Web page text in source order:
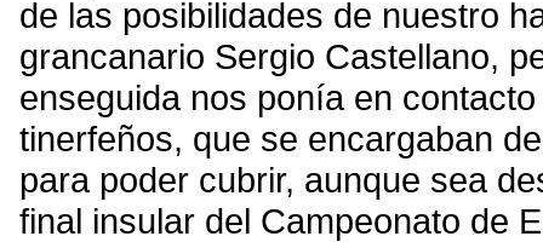
de las posibilidades de nuestro
grancanario Sergio Castellano,
enseguida nos ponía en
tinerfeños, que se encargaban
para poder cubrir, aunque sea
final insular del Campeonato de